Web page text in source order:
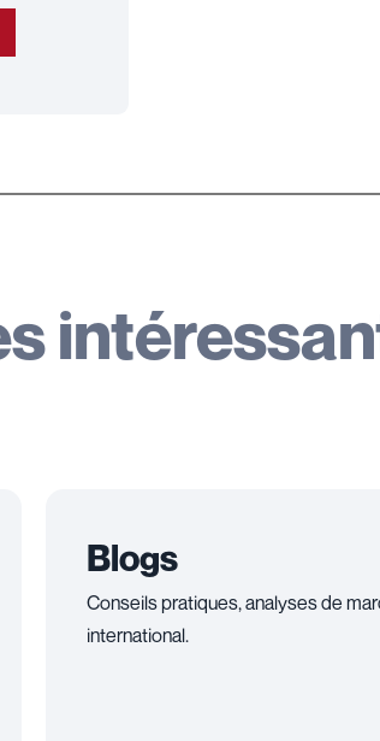
Blogs
Conseils pratiques, analyses de
international.